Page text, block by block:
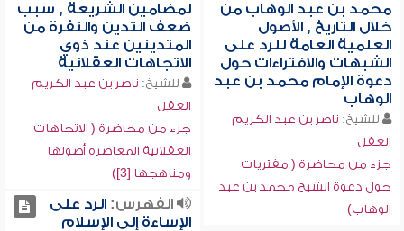
محمد بن عبد الوهاب من
خلال التاريخ , الأصول
العلمية العامة للرد على
الشبهات والافتراءات حول
دعوة الإمام محمد بن عبد
الوهاب
للشيخ: ناصر بن عبد الكريم
العقل
جزء من محاضرة ( مفتريات
حول دعوة الشيخ محمد بن عبد
الوهاب)
لمضامين الشريعة , سبب
ضعف التدين والنفرة من
المتدينين عند ذوي
الاتجاهات العقلانية
للشيخ: ناصر بن عبد الكريم
العقل
جزء من محاضرة ( الاتجاهات
العقلانية المعاصرة أصولها
ومناهجها [3])
الفهرس:الرد على
الإساءة إلى الإسلام